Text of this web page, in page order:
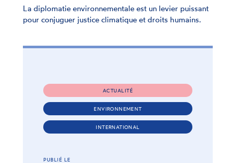
La diplomatie environnementale est un levier puissant
pour conjuguer justice climatique et droits humains.
ACTUALITÉ
ENVIRONNEMENT
INTERNATIONAL
PUBLIÉ LE